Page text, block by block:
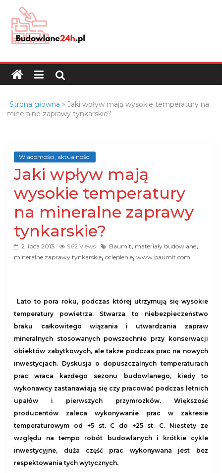
content
Budowlane24h.pl
portal
budowlany
oraz
budowlanej
Strona główna »Jaki wpływ mają wysokie temperatury na
mineralne zaprawy tynkarskie?
Wiadomości, aktualności
Jaki wpływ mają
wysokie temperatury
na mineralne zaprawy
tynkarskie?
2 lipca 2013 962 Views Baumit, materiały budowlane,
mineralne zaprawy tynkarskie,ocieplenie,www.baumit.com
Lato to pora roku, podczas której utrzymują się wysokie
temperatury powietrza. Stwarza to niebezpieczeństwo
braku całkowitego wiązania i utwardzania zapraw
mineralnych stosowanych powszechnie przy konserwacji
obiektów zabytkowych, ale także podczas prac na nowych
inwestycjach. Dyskusja o dopuszczalnych temperaturach
prac wraca każdego sezonu budowlanego, kiedy to
wykonawcy zastanawiają się czy pracować podczas letnich
upałów i pierwszych przymrozków. Większość
producentów zaleca wykonywanie prac w zakresie
temperaturowym od +5 st. C do +25 st. C. Niestety ze
względu na tempo robót budowlanych i krótkie cykle
inwestycyjne, duża część prac wykonywana jest bez
respektowania tych wytycznych.